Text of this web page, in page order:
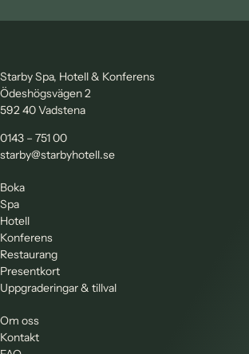
Starby Spa, Hotell & Konferens
Ödeshögsvägen 2
592 40 Vadstena
0143 – 751 00
starby@starbyhotell.se
Boka
Spa
Hotell
Konferens
Restaurang
Presentkort
Uppgraderingar & tillval
Om oss
Kontakt